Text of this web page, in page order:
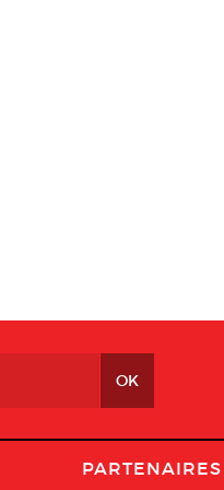
PARTENAIRES